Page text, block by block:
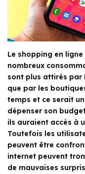
Le shopping en
nombreux
sont plus attirés par
que par les
temps et ce serait
dépenser son
ils auraient accès à
Toutefois les
peuvent être
internet peuvent
de mauvaises